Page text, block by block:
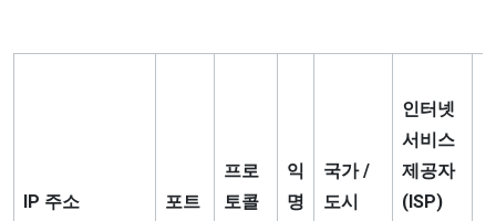
IP 주소 포트
프로
토콜
익
명
국가 /
도시
인터넷
서비스
제공자
(ISP)